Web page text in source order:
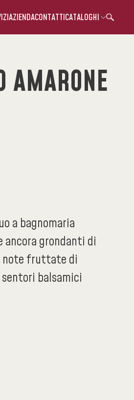
AZIENDACONTATTICATALOGHI
AMARONE
a bagnomaria
grondanti di
note fruttate di
balsamici